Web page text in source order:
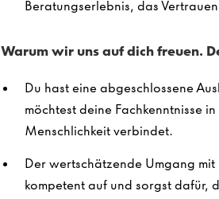
Beratungserlebnis, das
Warum wir uns auf dich freuen.
Du hast eine abgeschlossene
möchtest deine Fachkenntnisse
Menschlichkeit verbindet.
Der wertschätzende Umgang
kompetent auf und sorgst dafür,